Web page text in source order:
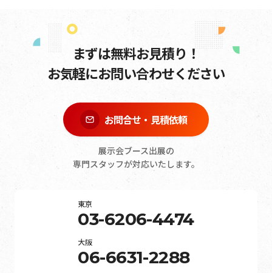
まずは無料お見積り！
お気軽にお問い合わせください
お問合せ・見積依頼
展示会ブース出展の
専門スタッフが対応いたします。
東京
03-6206-4474
大阪
06-6631-2288